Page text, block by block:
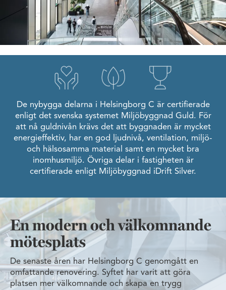
De nybygga delarna i Helsingborg C är certifierade
enligt det svenska systemet Miljöbyggnad Guld. För
att nå guldnivån krävs det att byggnaden är mycket
energieffektiv, har en god ljudnivå, ventilation, miljö-
och hälsosamma material samt en mycket bra
inomhusmiljö. Övriga delar i fastigheten är
certifierade enligt Miljöbyggnad iDrift Silver.
En modern och välkomnande
mötesplats
De senaste åren har Helsingborg C genomgått en
omfattande renovering. Syftet har varit att göra
platsen mer välkomnande och skapa en trygg